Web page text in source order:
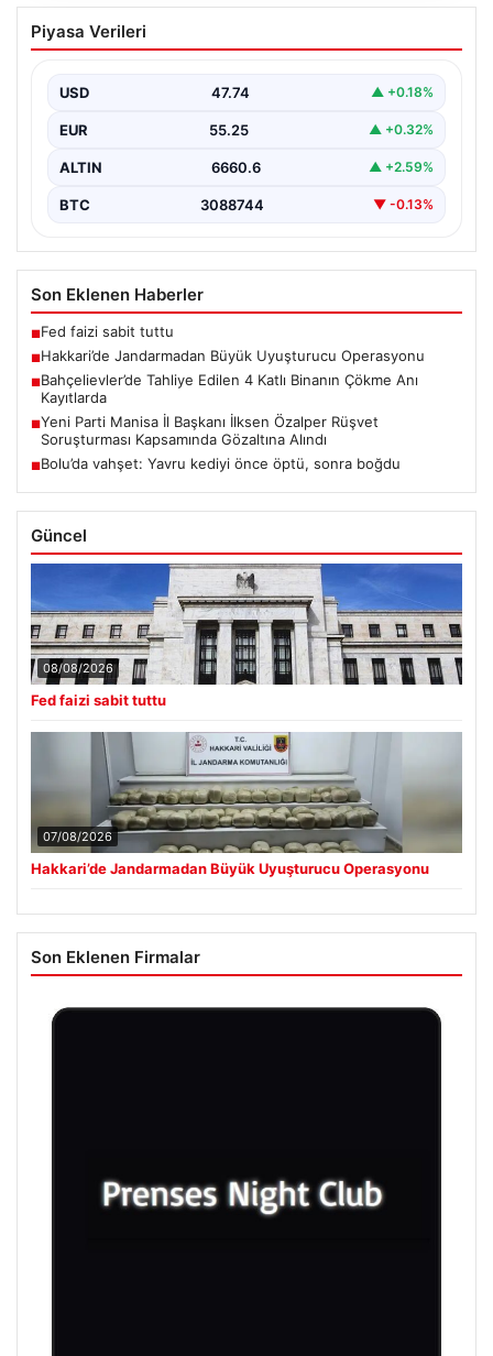
Hakkari’de Jandarmadan Büyük
Uyuşturucu Operasyonu
gerçekleştirilen başarılı bir operasyonda, yüklü miktarda
esrar ele geçirildi.…
Piyasa Verileri
USD 47.74 ▲ +0.18%
EUR 55.25 ▲ +0.32%
ALTIN 6660.6 ▲ +2.59%
BTC 3088744 ▼ -0.13%
Son Eklenen Haberler
■Fed faizi sabit tuttu
■Hakkari’de Jandarmadan Büyük Uyuşturucu Operasyonu
■Bahçelievler’de Tahliye Edilen 4 Katlı Binanın Çökme Anı
Kayıtlarda
■Yeni Parti Manisa İl Başkanı İlksen Özalper Rüşvet
Soruşturması Kapsamında Gözaltına Alındı
■Bolu’da vahşet: Yavru kediyi önce öptü, sonra boğdu
Güncel
08/08/2026
Fed faizi sabit tuttu
07/08/2026
Hakkari’de Jandarmadan Büyük Uyuşturucu Operasyonu
Son Eklenen Firmalar